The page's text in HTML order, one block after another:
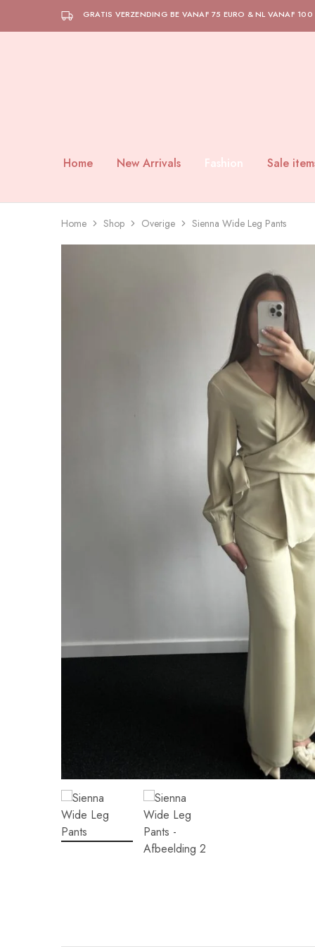
GRATIS VERZENDING BE VANAF 75 EURO & NL VANAF 100
Home New Arrivals Fashion Sale
Home Shop Overige Sienna Wide Leg Pants